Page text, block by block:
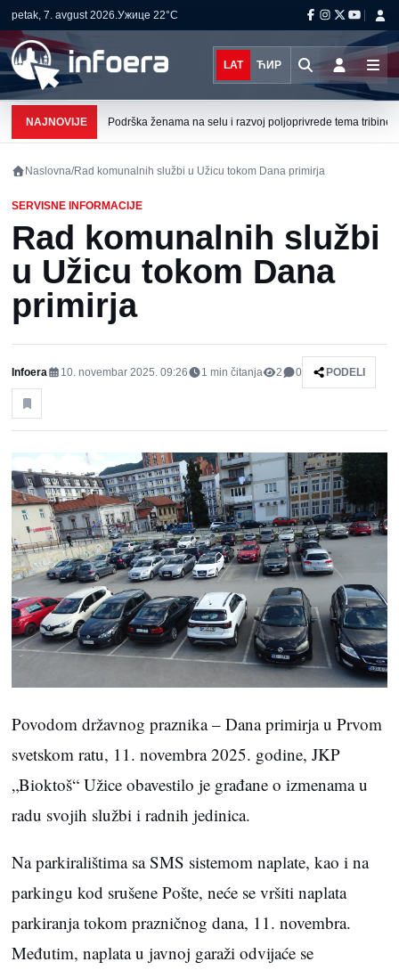
petak, 7. avgust 2026.Ужице 22°C
LAT ЋИР
NAJNOVIJE Podrška ženama na selu i razvoj poljoprivrede tema tribine
Naslovna/Rad komunalnih službi u Užicu tokom Dana primirja
SERVISNE INFORMACIJE
Rad komunalnih službi
u Užicu tokom Dana
primirja
Infoera 10. novembar 2025. 09:26 1 min čitanja 2 0 PODELI
Povodom državnog praznika – Dana primirja u Prvom
svetskom ratu, 11. novembra 2025. godine, JKP
„Bioktoš“ Užice obavestilo je građane o izmenama u
radu svojih službi i radnih jedinica.
Na parkiralištima sa SMS sistemom naplate, kao i na
parkingu kod srušene Pošte, neće se vršiti naplata
parkiranja tokom prazničnog dana, 11. novembra.
Međutim, naplata u javnoj garaži odvijaće se